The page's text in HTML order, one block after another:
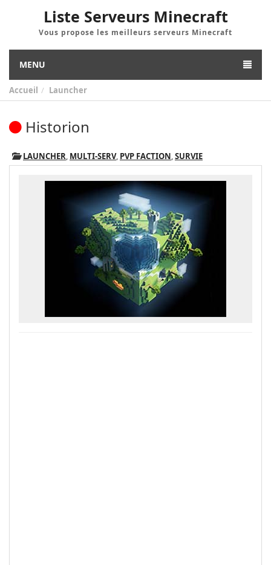
Liste Serveurs Minecraft
Vous propose les meilleurs serveurs Minecraft
MENU
Accueil Launcher
Historion
LAUNCHER, MULTI-SERV, PVP FACTION,SURVIE